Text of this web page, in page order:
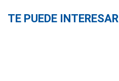
TE PUEDE INTERESAR